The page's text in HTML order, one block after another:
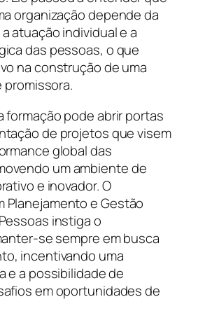
organização depende da
atuação individual e a
das pessoas, o que
na construção de uma
promissora.
formação pode abrir portas
de projetos que visem
global das
um ambiente de
e inovador. O
Planejamento e Gestão
instiga o
se sempre em busca
incentivando uma
e a possibilidade de
em oportunidades de